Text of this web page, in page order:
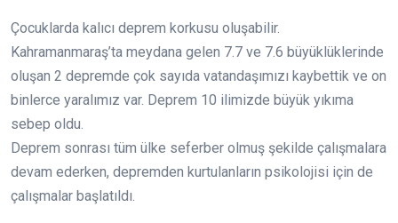
Çocuklarda kalıcı deprem korkusu oluşabilir.
Kahramanmaraş’ta meydana gelen 7.7 ve 7.6 büyüklüklerinde
oluşan 2 depremde çok sayıda vatandaşımızı kaybettik ve on
binlerce yaralımız var. Deprem 10 ilimizde büyük yıkıma
sebep oldu.
Deprem sonrası tüm ülke seferber olmuş şekilde çalışmalara
devam ederken, depremden kurtulanların psikolojisi için de
çalışmalar başlatıldı.